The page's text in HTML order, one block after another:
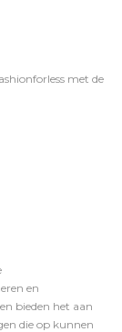
met de
en
bieden het aan
die op kunnen